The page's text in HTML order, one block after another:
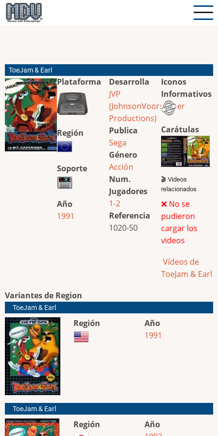
Pasar
al
ToeJam & Earl
Plataforma
Región
Soporte
Año
1991
Desarrolla
JVP
(JohnsonVoorsanger
Productions)
Publica
Sega
Género
Acción
Num.
Jugadores
1-2
Referencia
1020-50
Iconos
Informativos
Carátulas
🎬 Videos
relacionados
❌ No se
pudieron
cargar los
videos
Vídeos de
ToeJam & Earl
Variantes de Region
ToeJam & Earl
Región
Año
1991
ToeJam & Earl
Región
Año